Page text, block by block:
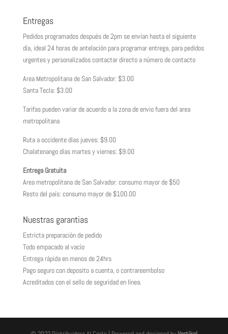
Entregas
Pedidos programados después de 2pm se envían hasta el siguiente
día, ideal 24 horas de antelación para programar entrega, para pedidos
urgentes y personalizados contactar directo a número de contacto
Area Metropolitana de San Salvador: $3.00
Santa Tecla: $3.00
Tarifas pueden variar de acuerdo a la zona de envio fuera del area
metropolitana
Ruta a occidente días jueves: $9.00
Chalatenango días martes y viernes: $9.00
Entrega Gratuita
Area metropolitana de San Salvador: consumo mayor de $50
Resto del país: consumo mayor de $100.00
Nuestras garantias
Estricta preparación de pedido
Todo empacado al vacío
Entrega rápida en menos de 24hrs
Pago seguro con deposito a cuenta, o contrareembolso
Acreditados con el sello de seguridad en línea.